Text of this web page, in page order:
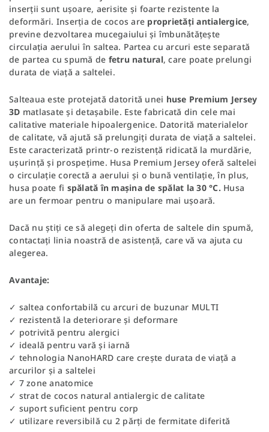
inserții sunt ușoare, aerisite și foarte rezistente la
deformări. Inserția de cocos are proprietăți antialergice,
previne dezvoltarea mucegaiului și îmbunătățește
circulația aerului în saltea. Partea cu arcuri este separată
de partea cu spumă de fetru natural, care poate prelungi
durata de viață a saltelei.
Salteaua este protejată datorită unei huse Premium Jersey
3D matlasate și detașabile. Este fabricată din cele mai
calitative materiale hipoalergenice. Datorită materialelor
de calitate, vă ajută să prelungiți durata de viață a saltelei.
Este caracterizată printr-o rezistență ridicată la murdărie,
ușurință și prospețime. Husa Premium Jersey oferă saltelei
o circulație corectă a aerului și o bună ventilație, în plus,
husa poate fi spălată în mașina de spălat la 30 °C. Husa
are un fermoar pentru o manipulare mai ușoară.
Dacă nu știți ce să alegeți din oferta de saltele din spumă,
contactați linia noastră de asistență, care vă va ajuta cu
alegerea.
Avantaje:
✓ saltea confortabilă cu arcuri de buzunar MULTI
✓ rezistentă la deteriorare și deformare
✓ potrivită pentru alergici
✓ ideală pentru vară și iarnă
✓ tehnologia NanoHARD care crește durata de viață a
arcurilor și a saltelei
✓ 7 zone anatomice
✓ strat de cocos natural antialergic de calitate
✓ suport suficient pentru corp
✓ utilizare reversibilă cu 2 părți de fermitate diferită